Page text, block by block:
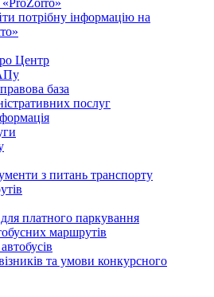
потрібну інформацію на
Центр
база
послуг
з питань транспорту
платного паркування
маршрутів
та умови конкурсного